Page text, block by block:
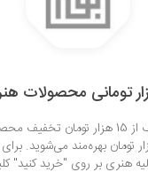
با وارد کردن کد تخفیف از 15 هزار
بالای 120 هزار تومان بهره‌مند
هنری بر روی "خرید کنید"